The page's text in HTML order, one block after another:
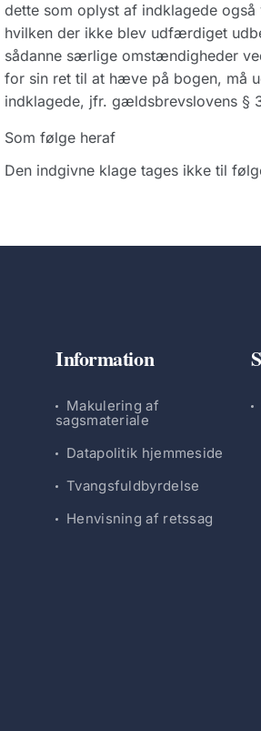
dette som oplyst af indklagede
hvilken der ikke blev udfærdiget
sådanne særlige omstændigheder
for sin ret til at hæve på bogen, må
indklagede, jfr. gældsbrevslovens §
Som følge heraf
Den indgivne klage tages ikke til
Information
Makulering af
sagsmateriale
Datapolitik hjemmeside
Tvangsfuldbyrdelse
Henvisning af retssag